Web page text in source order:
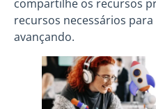
compartilhe os recursos
recursos necessários
avançando.